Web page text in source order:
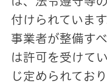
付けられています
事業者が整備す
は許可を受けて
じ定められてお